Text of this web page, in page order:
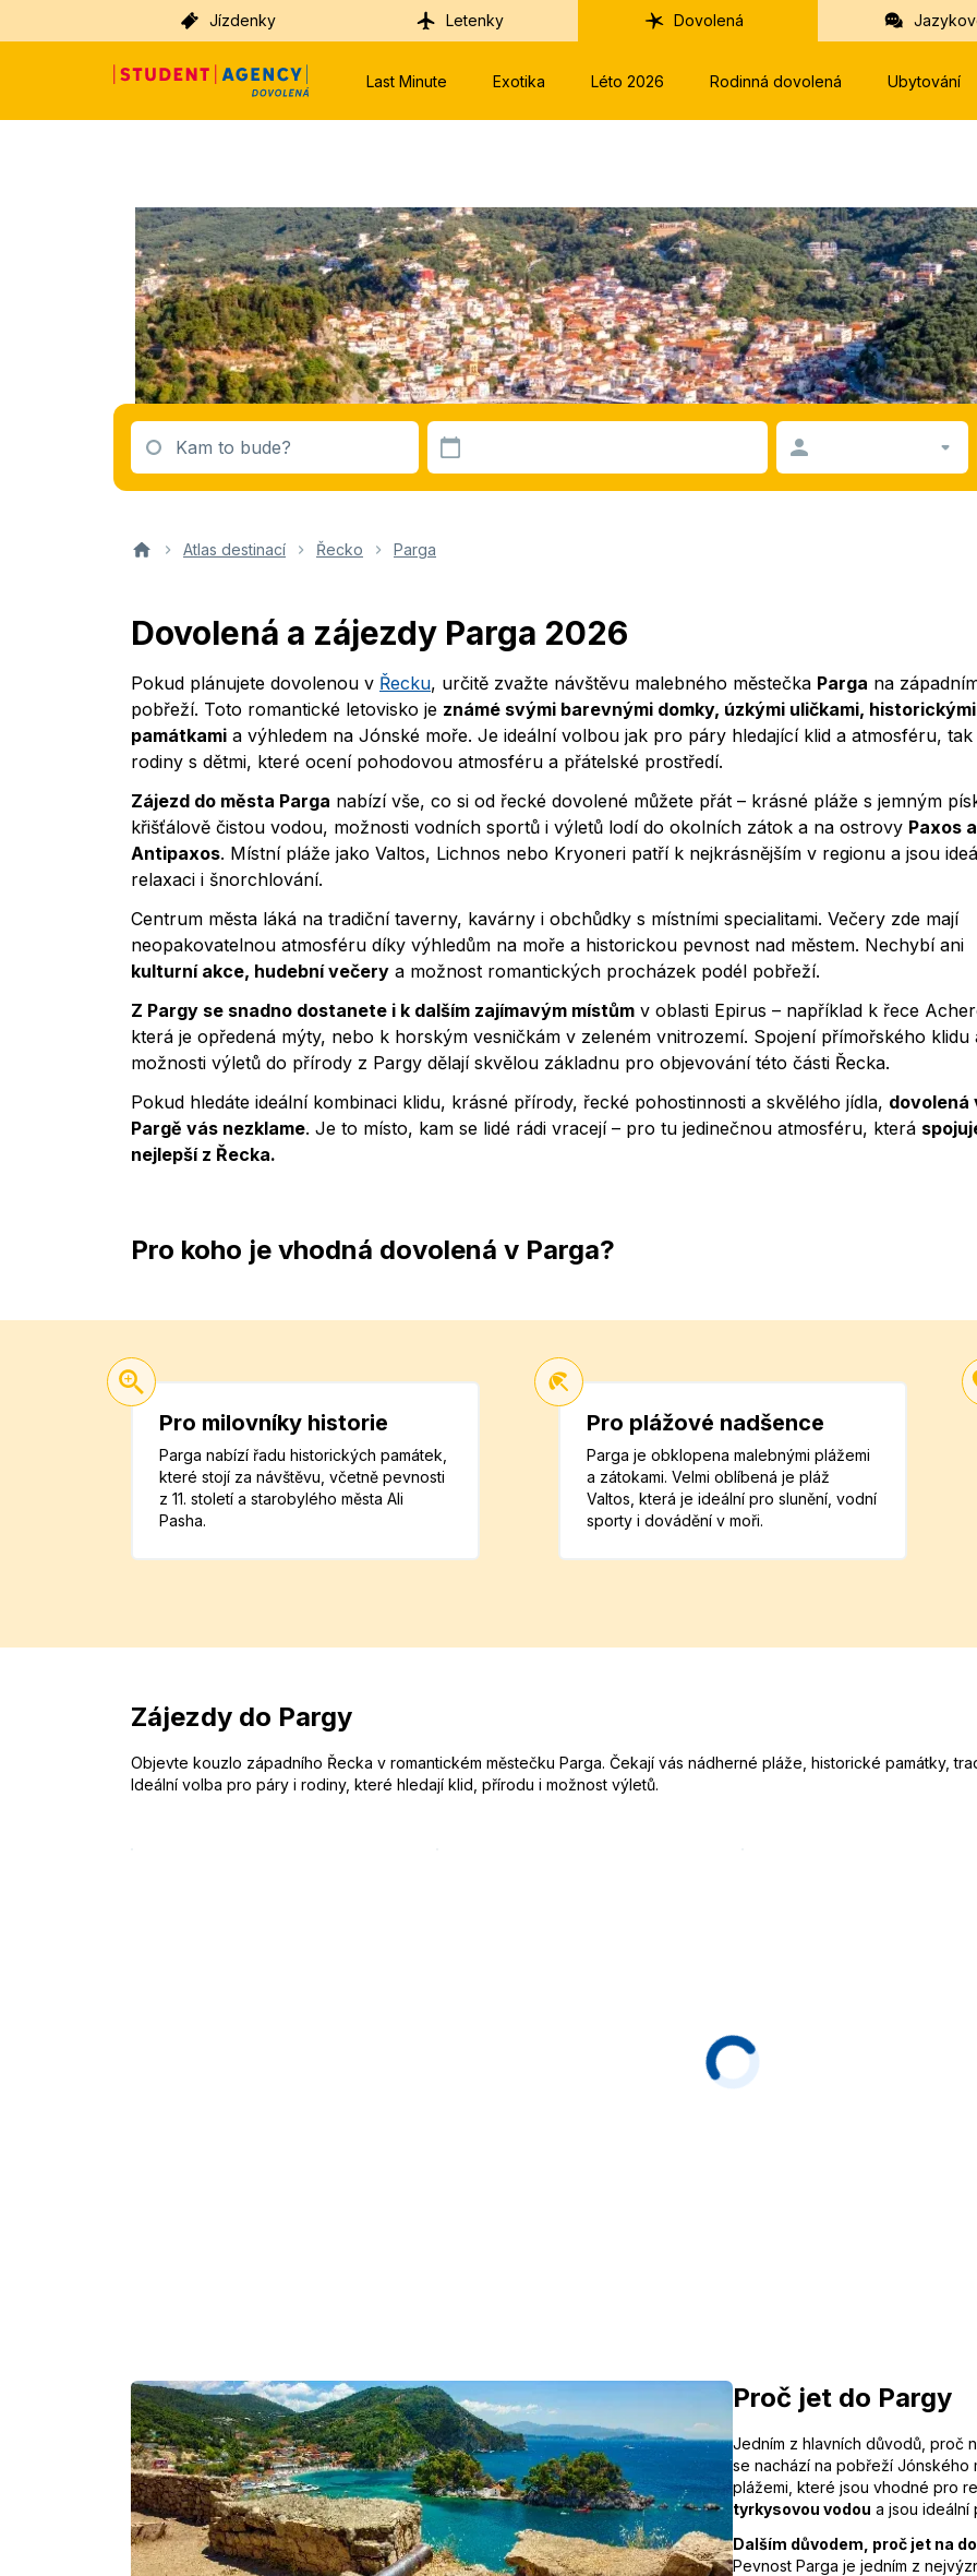
Jízdenky Letenky Dovolená
Last Minute Exotika Léto 2026 Rodinná dovolená Ubytování
Kam to bude?
Atlas destinací Řecko Parga
Dovolená a zájezdy Parga 2026
Pokud plánujete dovolenou v Řecku, určitě zvažte návštěvu malebného městečka Parga na
pobřeží. Toto romantické letovisko je známé svými barevnými domky, úzkými uličkami, historickými
památkami a výhledem na Jónské moře. Je ideální volbou jak pro páry hledající klid a atmosféru,
rodiny s dětmi, které ocení pohodovou atmosféru a přátelské prostředí.
Zájezd do města Parga nabízí vše, co si od řecké dovolené můžete přát – krásné pláže s jemným
křišťálově čistou vodou, možnosti vodních sportů i výletů lodí do okolních zátok a na ostrovy Paxos a
Antipaxos. Místní pláže jako Valtos, Lichnos nebo Kryoneri patří k nejkrásnějším v regionu a jsou
relaxaci i šnorchlování.
Centrum města láká na tradiční taverny, kavárny i obchůdky s místními specialitami. Večery zde mají
neopakovatelnou atmosféru díky výhledům na moře a historickou pevnost nad městem. Nechybí ani
kulturní akce, hudební večery a možnost romantických procházek podél pobřeží.
Z Pargy se snadno dostanete i k dalším zajímavým místům v oblasti Epirus – například k řece
která je opředená mýty, nebo k horským vesničkám v zeleném vnitrozemí. Spojení přímořského klidu
možnosti výletů do přírody z Pargy dělají skvělou základnu pro objevování této části Řecka.
Pokud hledáte ideální kombinaci klidu, krásné přírody, řecké pohostinnosti a skvělého jídla, dovolená
Pargě vás nezklame. Je to místo, kam se lidé rádi vracejí – pro tu jedinečnou atmosféru, která
nejlepší z Řecka.
Pro koho je vhodná dovolená v Parga?
Pro milovníky historie
Parga nabízí řadu historických památek,
které stojí za návštěvu, včetně pevnosti
z 11. století a starobylého města Ali
Pasha.
Pro plážové nadšence
Parga je obklopena malebnými plážemi
a zátokami. Velmi oblíbená je pláž
Valtos, která je ideální pro slunění, vodní
sporty i dovádění v moři.
Zájezdy do Pargy
Objevte kouzlo západního Řecka v romantickém městečku Parga. Čekají vás nádherné pláže, historické památky,
Ideální volba pro páry i rodiny, které hledají klid, přírodu i možnost výletů.
Proč jet do Pargy
Jedním z hlavních důvodů, proč
se nachází na pobřeží Jónského
plážemi, které jsou vhodné pro
tyrkysovou vodou a jsou ideální
Dalším důvodem, proč jet na
Pevnost Parga je jedním z